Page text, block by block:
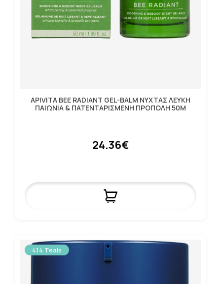
APIVITA BEE RADIANT GEL-BALM ΝΥΧΤΑΣ ΛΕΥΚΗ
ΠΑΙΩΝΙΑ & ΠΑΤΕΝΤΑΡΙΣΜΕΝΗ ΠΡΟΠΟΛΗ 50M
24.36€
414 Teals